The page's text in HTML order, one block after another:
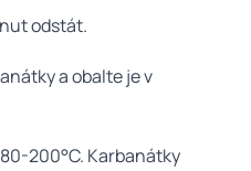
odstát.
a obalte je v
200°C. Karbanátky